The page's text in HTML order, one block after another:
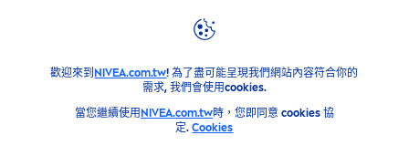
歡迎來到 NIVEA.com.tw! 為了盡可能呈現我們網站內容符合你的
需求, 我們會使用cookies.
當您繼續使用 NIVEA.com.tw時，您即同意 cookies 協
定.Cookies
產品 臉部